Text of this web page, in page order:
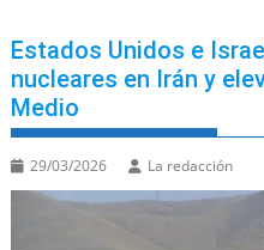
Estados Unidos e
nucleares en Irán y
Medio
29/03/2026 La redacción